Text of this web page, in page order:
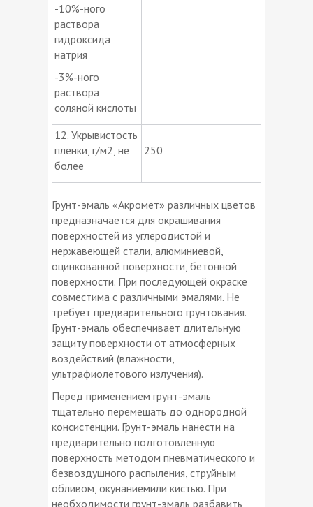
-10%-ного
раствора
гидроксида
натрия
-3%-ного
раствора
соляной кислоты
12. Укрывистость
пленки, г/м2, не
более
250
Грунт-эмаль «Акромет» различных цветов
предназначается для окрашивания
поверхностей из углеродистой и
нержавеющей стали, алюминиевой,
оцинкованной поверхности, бетонной
поверхности. При последующей окраске
совместима с различными эмалями. Не
требует предварительного грунтования.
Грунт-эмаль обеспечивает длительную
защиту поверхности от атмосферных
воздействий (влажности,
ультрафиолетового излучения).
Перед применением грунт-эмаль
тщательно перемешать до однородной
консистенции. Грунт-эмаль нанести на
предварительно подготовленную
поверхность методом пневматического и
безвоздушного распыления, струйным
обливом, окунаниемили кистью. При
необходимости грунт-эмаль разбавить